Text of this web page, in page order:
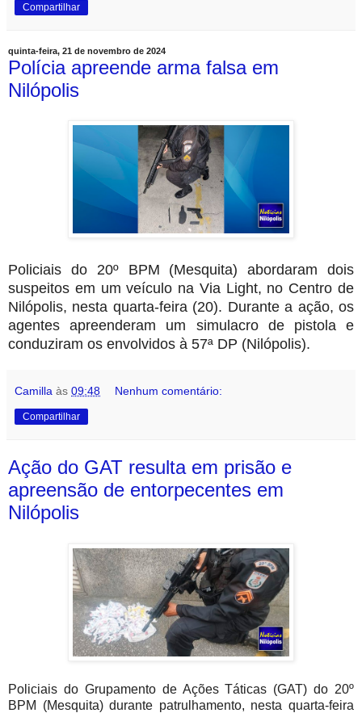
Compartilhar
quinta-feira, 21 de novembro de 2024
Polícia apreende arma falsa em
Nilópolis
Policiais do 20º BPM (Mesquita) abordaram dois
suspeitos em um veículo na Via Light, no Centro de
Nilópolis, nesta quarta-feira (20). Durante a ação, os
agentes apreenderam um simulacro de pistola e
conduziram os envolvidos à 57ª DP (Nilópolis).
Camilla às 09:48 Nenhum comentário:
Compartilhar
Ação do GAT resulta em prisão e
apreensão de entorpecentes em
Nilópolis
Policiais do Grupamento de Ações Táticas (GAT) do 20º
BPM (Mesquita) durante patrulhamento, nesta quarta-feira